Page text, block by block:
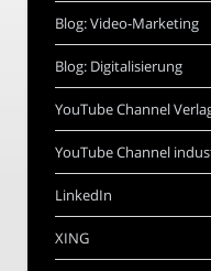
Blog: Video-Marketing
Blog: Digitalisierung
YouTube Channel
YouTube Channel
LinkedIn
XING